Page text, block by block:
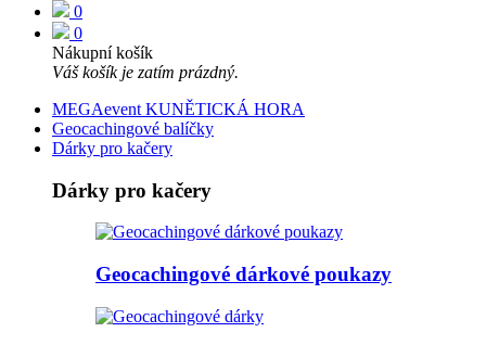
0
0
Nákupní košík
Váš košík je zatím prázdný.
MEGAevent KUNĚTICKÁ HORA
Geocachingové balíčky
Dárky pro kačery
Dárky pro kačery
Geocachingové dárkové poukazy